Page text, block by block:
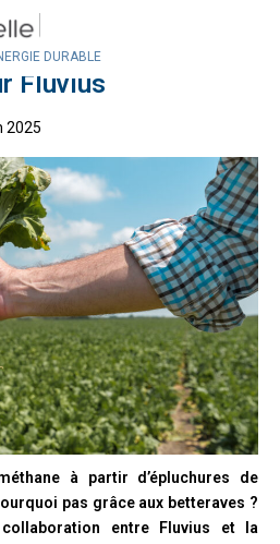
DURABLEsource de
Fluvius
2025
à partir d’épluchures de
pas grâce aux betteraves ?
entre Fluvius et la